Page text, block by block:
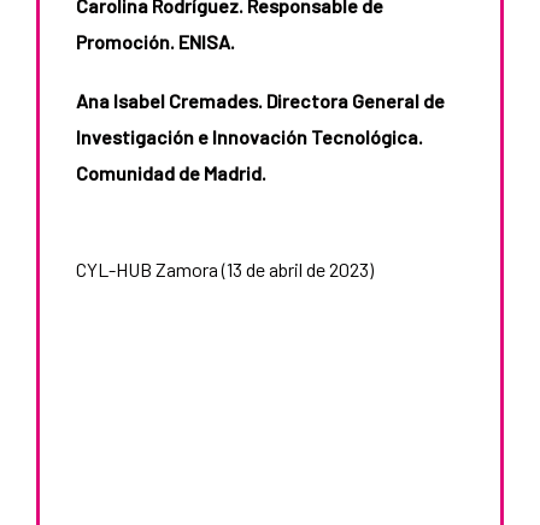
Carolina Rodríguez. Responsable de
Promoción. ENISA.
Ana Isabel Cremades. Directora General de
Investigación e Innovación Tecnológica.
Comunidad de Madrid.
CYL-HUB Zamora (13 de abril de 2023)